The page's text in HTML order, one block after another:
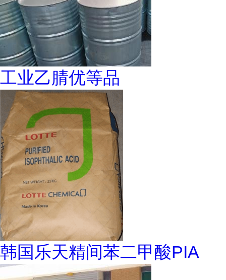
工业乙腈优等品
韩国乐天精间苯二甲酸PIA